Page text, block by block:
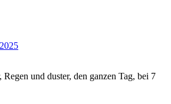
Regen und duster, den ganzen Tag, bei 7